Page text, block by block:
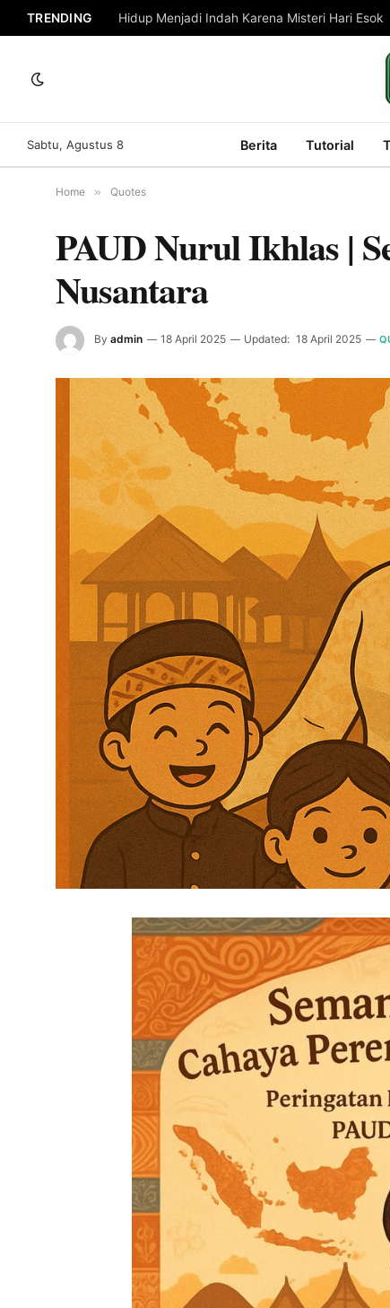
TRENDING Hidup Menjadi Indah Karena Misteri Hari Esok
Sabtu, Agustus 8 Berita Tutorial
Home » Quotes
PAUD Nurul Ikhlas |
Nusantara
By admin 18 April 2025 Updated: 18 April 2025